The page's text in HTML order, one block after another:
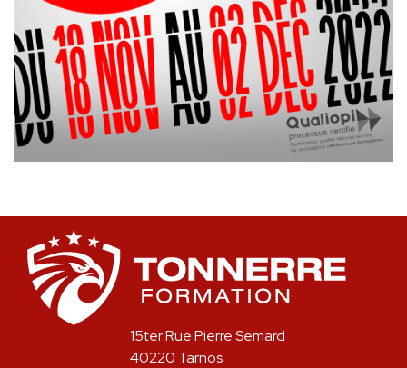
15ter Rue Pierre Semard
40220 Tarnos